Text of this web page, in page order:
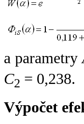
a parametry
C2 = 0,238.
Výpočet